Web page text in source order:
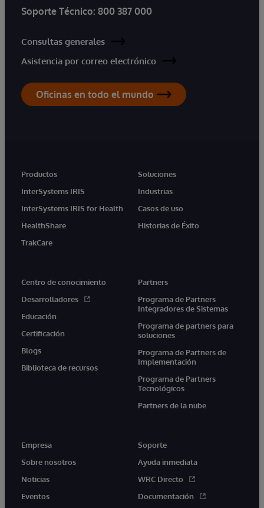
Soporte Técnico: 800 387 000
Consultas generales
Asistencia por correo electrónico
Oficinas en todo el mundo
Productos
InterSystems IRIS
InterSystems IRIS for Health
HealthShare
TrakCare
Soluciones
Industrias
Casos de uso
Historias de Éxito
Centro de conocimiento
Desarrolladores
Educación
Certificación
Blogs
Biblioteca de recursos
Partners
Programa de Partners
Integradores de Sistemas
Programa de partners para
soluciones
Programa de Partners de
Implementación
Programa de Partners
Tecnológicos
Partners de la nube
Empresa
Sobre nosotros
Noticias
Eventos
Soporte
Ayuda inmediata
WRC Directo
Documentación